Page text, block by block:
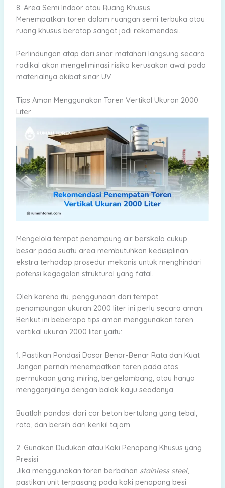
8. Area Semi Indoor atau Ruang Khusus
Menempatkan toren dalam ruangan semi terbuka atau
ruang khusus beratap sangat jadi rekomendasi.
Perlindungan atap dari sinar matahari langsung secara
radikal akan mengeliminasi risiko kerusakan awal pada
materialnya akibat sinar UV.
Tips Aman Menggunakan Toren Vertikal Ukuran 2000
Liter
Mengelola tempat penampung air berskala cukup
besar pada suatu area membutuhkan kedisiplinan
ekstra terhadap prosedur mekanis untuk menghindari
potensi kegagalan struktural yang fatal.
Oleh karena itu, penggunaan dari tempat
penampungan ukuran 2000 liter ini perlu secara aman.
Berikut ini beberapa tips aman menggunakan toren
vertikal ukuran 2000 liter yaitu:
1. Pastikan Pondasi Dasar Benar-Benar Rata dan Kuat
Jangan pernah menempatkan toren pada atas
permukaan yang miring, bergelombang, atau hanya
mengganjalnya dengan balok kayu seadanya.
Buatlah pondasi dari cor beton bertulang yang tebal,
rata, dan bersih dari kerikil tajam.
2. Gunakan Dudukan atau Kaki Penopang Khusus yang
Presisi
Jika menggunakan toren berbahan stainless steel,
pastikan unit terpasang pada kaki penopang besi